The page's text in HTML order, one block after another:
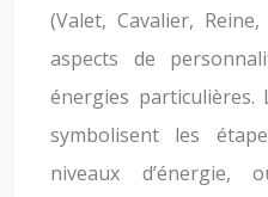
(Valet, Cavalier,
aspects de
énergies particulières.
symbolisent les
niveaux d’énergie,